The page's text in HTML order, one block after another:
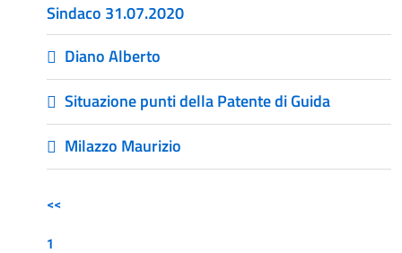
Sindaco 31.07.2020
Diano Alberto
Situazione punti della Patente di Guida
Milazzo Maurizio
<<
1